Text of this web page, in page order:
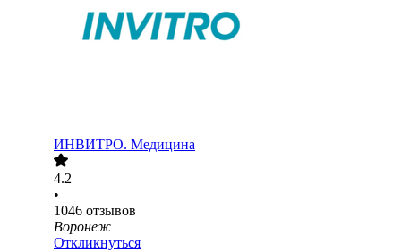
ИНВИТРО. Медицина
4.2
•
1046 отзывов
Воронеж
Откликнуться